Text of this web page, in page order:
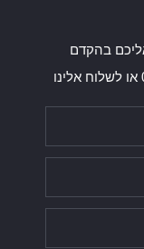
בהקדם
אפשר גם להתקשר אלינו: 03-381-1170 או לשלוח אלינו